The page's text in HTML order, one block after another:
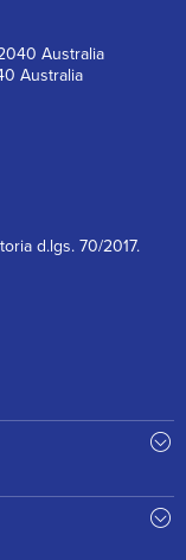
Australia
Australia
d.lgs. 70/2017.